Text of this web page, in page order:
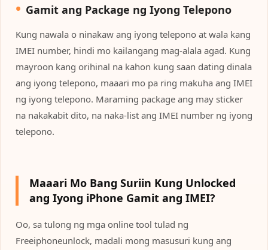
Gamit ang Package ng Iyong Telepono
Kung nawala o ninakaw ang iyong telepono at wala kang
IMEI number, hindi mo kailangang mag-alala agad. Kung
mayroon kang orihinal na kahon kung saan dating dinala
ang iyong telepono, maaari mo pa ring makuha ang IMEI
ng iyong telepono. Maraming package ang may sticker
na nakakabit dito, na naka-list ang IMEI number ng iyong
telepono.
Maaari Mo Bang Suriin Kung Unlocked
ang Iyong iPhone Gamit ang IMEI?
Oo, sa tulong ng mga online tool tulad ng
Freeiphoneunlock, madali mong masusuri kung ang